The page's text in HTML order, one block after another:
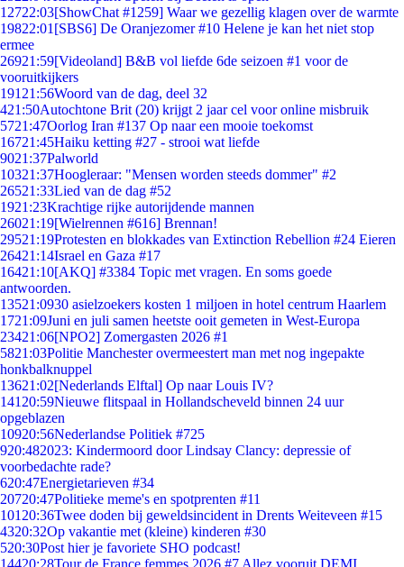
12722:03[ShowChat #1259] Waar we gezellig klagen over de warmte
19822:01 [SBS6] De Oranjezomer #10 Helene je kan het niet stop
ermee
26921:59[Videoland] B&B vol liefde 6de seizoen #1 voor de
vooruitkijkers
191 21:56Woord van de dag, deel 32
421:50Autochtone Brit (20) krijgt 2 jaar cel voor online misbruik
5721:47Oorlog Iran #137 Op naar een mooie toekomst
16721:45Haiku ketting #27 - strooi wat liefde
9021:37Palworld
10321:37Hoogleraar: "Mensen worden steeds dommer" #2
26521:33Lied van de dag #52
1921:23Krachtige rijke autorijdende mannen
26021:19[Wielrennen #616] Brennan!
29521:19Protesten en blokkades van Extinction Rebellion #24 Eieren
26421:14Israel en Gaza #17
16421:10[AKQ] #3384 Topic met vragen. En soms goede
antwoorden.
13521:0930 asielzoekers kosten 1 miljoen in hotel centrum Haarlem
1721:09Juni en juli samen heetste ooit gemeten in West-Europa
23421:06[NPO2] Zomergasten 2026 #1
5821:03Politie Manchester overmeestert man met nog ingepakte
honkbalknuppel
13621:02[Nederlands Elftal] Op naar Louis IV?
141 20:59Nieuwe flitspaal in Hollandscheveld binnen 24 uur
opgeblazen
10920:56Nederlandse Politiek #725
920:482023: Kindermoord door Lindsay Clancy: depressie of
voorbedachte rade?
620:47Energietarieven #34
20720:47Politieke meme's en spotprenten #11
101 20:36Twee doden bij geweldsincident in Drents Weiteveen #15
4320:32Op vakantie met (kleine) kinderen #30
520:30Post hier je favoriete SHO podcast!
14420:28Tour de France femmes 2026 #7 Allez vooruit DEMI